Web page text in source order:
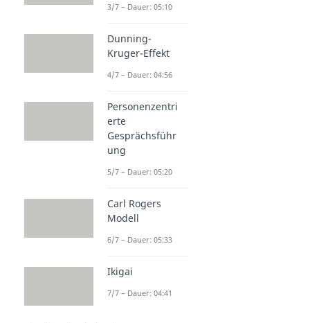
3/7 – Dauer: 05:10
Dunning-
Kruger-Effekt
4/7 – Dauer: 04:56
Personenzentri
erte
Gesprächsführ
ung
5/7 – Dauer: 05:20
Carl Rogers
Modell
6/7 – Dauer: 05:33
Ikigai
7/7 – Dauer: 04:41